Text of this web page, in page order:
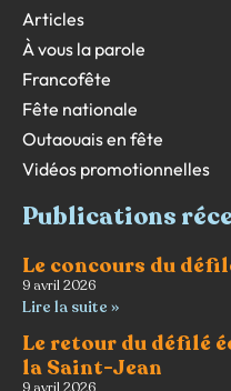
Articles
À vous la parole
Francofête
Fête nationale
Outaouais en fête
Vidéos promotionnelles
Publications
Le concours du
9 avril 2026
Lire la suite »
Le retour du défilé
la Saint-Jean
9 avril 2026